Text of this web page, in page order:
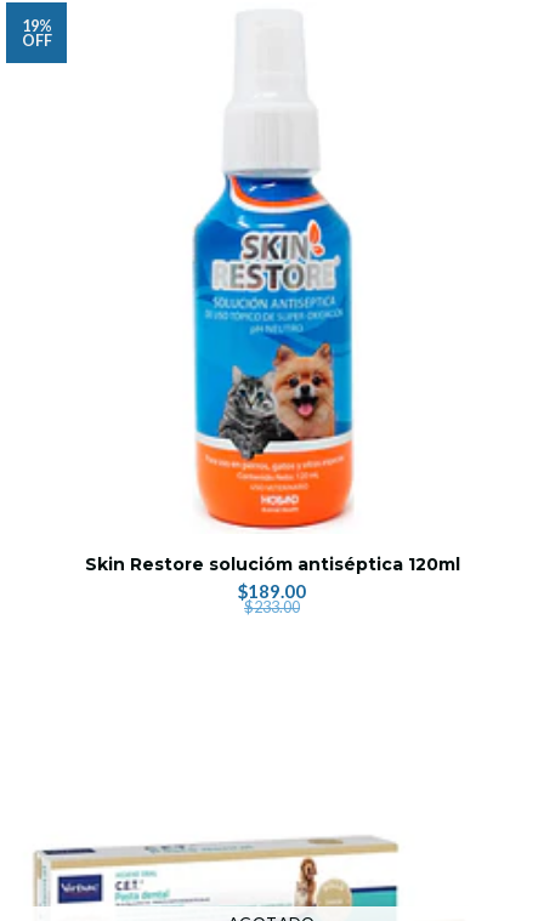
19%
OFF
Skin Restore solucióm antiséptica 120ml
$189.00
$233.00